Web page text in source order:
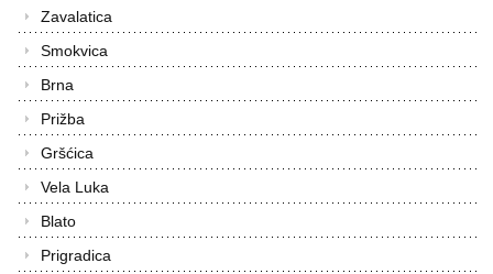
Zavalatica
Smokvica
Brna
Prižba
Gršćica
Vela Luka
Blato
Prigradica